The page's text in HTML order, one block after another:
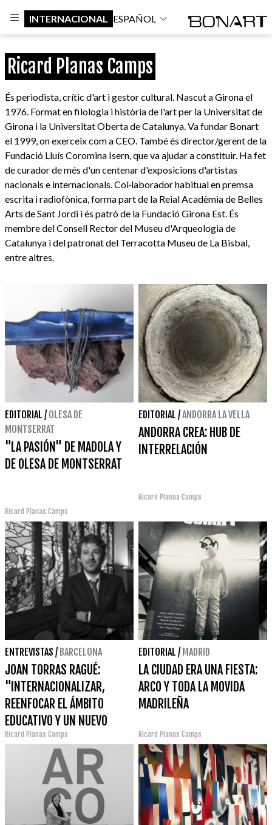
INTERNACIONAL ESPAÑOL
Ricard Planas Camps
És periodista, crític d'art i gestor cultural. Nascut a Girona el
1976. Format en filologia i història de l'art per la Universitat de
Girona i la Universitat Oberta de Catalunya. Va fundar Bonart
el 1999, on exerceix com a CEO. També és director/gerent de la
Fundació Lluís Coromina Isern, que va ajudar a constituir. Ha fet
de curador de més d'un centenar d'exposicions d'artistas
nacionals e internacionals. Col·laborador habitual en premsa
escrita i radiofònica, forma part de la Reial Acadèmia de Belles
Arts de Sant Jordi i és patró de la Fundació Girona Est. És
membre del Consell Rector del Museu d'Arqueologia de
Catalunya i del patronat del Terracotta Museu de La Bisbal,
entre altres.
EDITORIAL / OLESA DE
MONTSERRAT
"LA PASIÓN" DE MADOLA Y
DE OLESA DE MONTSERRAT
Ricard Planas Camps
EDITORIAL /ANDORRA LA VELLA
ANDORRA CREA: HUB DE
INTERRELACIÓN
Ricard Planas Camps
ENTREVISTAS / BARCELONA
JOAN TORRAS RAGUÉ:
"INTERNACIONALIZAR,
REENFOCAR EL ÁMBITO
EDUCATIVO Y UN NUEVO
ESPACIO ANTONI VILA CASAS,
LAS GRANDES PRIORIDADES"
Ricard Planas Camps
EDITORIAL / MADRID
LA CIUDAD ERA UNA FIESTA:
ARCO Y TODA LA MOVIDA
MADRILEÑA
Ricard Planas Camps